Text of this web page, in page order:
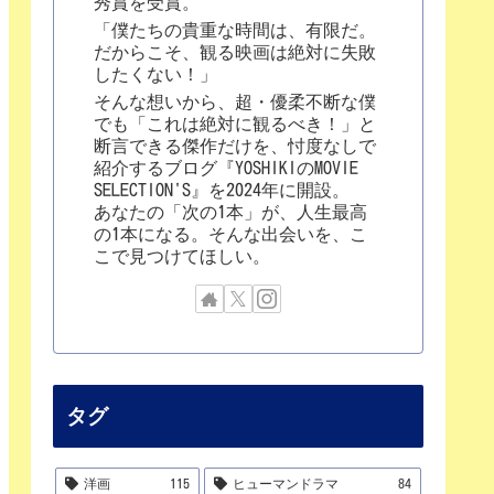
「僕たちの貴重な時間は、有限だ。
だからこそ、観る映画は絶対に失敗
したくない！」
そんな想いから、超・優柔不断な僕
でも「これは絶対に観るべき！」と
断言できる傑作だけを、忖度なしで
紹介するブログ『YOSHIKIのMOVIE
SELECTION'S』を2024年に開設。
あなたの「次の1本」が、人生最高
の1本になる。そんな出会いを、こ
こで見つけてほしい。
タグ
洋画 115 ヒューマンドラマ 84